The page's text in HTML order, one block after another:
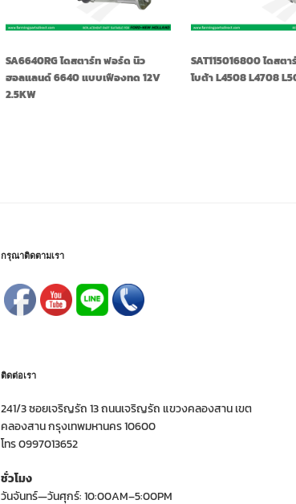
SA6640RG ไดสตาร์ท ฟอร์ด นิว
ฮอลแลนด์ 6640 แบบเฟืองทด 12V
2.5KW
SAT115016800 ไดสตา
โบต้า L4508 L4708
กรุณาติดตามเรา
ติดต่อเรา
241/3 ซอยเจริญรัถ 13 ถนนเจริญรัถ แขวงคลองสาน เขต
คลองสาน กรุงเทพมหานคร 10600
โทร 0997013652
ชั่วโมง
วันจันทร์—วันศุกร์: 10:00AM–5:00PM